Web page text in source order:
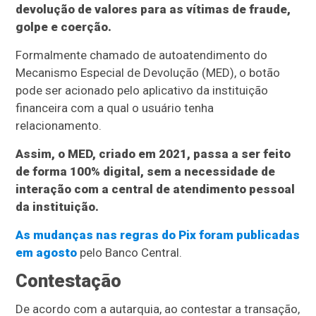
devolução de valores para as vítimas de fraude,
golpe e coerção.
Formalmente chamado de autoatendimento do
Mecanismo Especial de Devolução (MED), o botão
pode ser acionado pelo aplicativo da instituição
financeira com a qual o usuário tenha
relacionamento.
Assim, o MED, criado em 2021, passa a ser feito
de forma 100% digital, sem a necessidade de
interação com a central de atendimento pessoal
da instituição.
As mudanças nas regras do Pix foram publicadas
em agosto pelo Banco Central.
Contestação
De acordo com a autarquia, ao contestar a transação,